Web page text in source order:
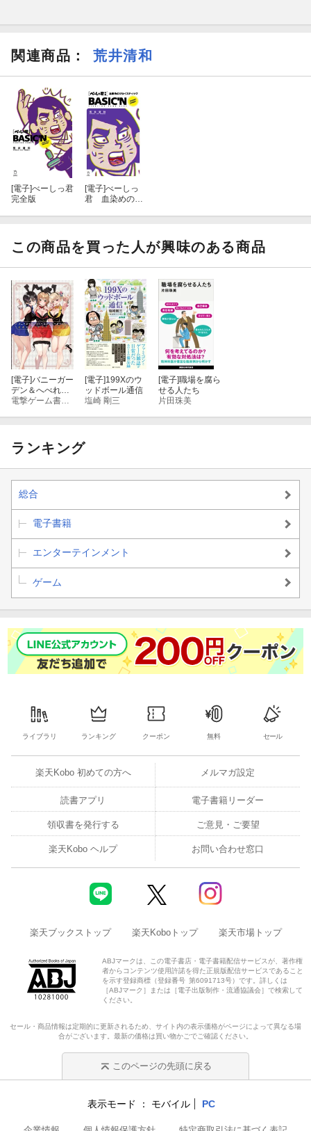
関連商品 ： 荒井清和
[電子]べーしっ君
完全版
[電子]べーしっ
君 血染めのジ
この商品を買った人が興味のある商品
[電子]バニーガー
デン＆へべれけ
ばにーがーでん
[電子]199Xのウ
ッドボール通信
塩崎 剛三
[電子]職場を腐ら
せる人たち
片田珠美
ランキング
総合
電子書籍
エンターテインメント
ゲーム
ライブラリ ランキング クーポン 無料 セール
楽天Kobo 初めての方へ メルマガ設定
読書アプリ 電子書籍リーダー
領収書を発行する ご意見・ご要望
楽天Kobo ヘルプ お問い合わせ窓口
楽天ブックストップ 楽天Koboトップ 楽天市場トップ
ABJマークは、この電子書店・電子書籍配信サービスが、著作権
者からコンテンツ使用許諾を得た正規版配信サービスであること
を示す登録商標（登録番号 第6091713号）です。詳しくは
［ABJマーク］または［電子出版制作・流通協議会］で検索して
ください。
セール・商品情報は定期的に更新されるため、サイト内の表示価格がページによって異なる場
合がございます。最新の価格は買い物かごでご確認ください。
このページの先頭に戻る
表示モード モバイル PC